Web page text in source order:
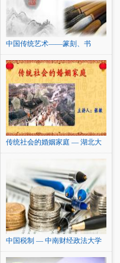
中国传统艺术——篆刻、书
法、...
传统社会的婚姻家庭 — 湖北大
学
中国税制 — 中南财经政法大学